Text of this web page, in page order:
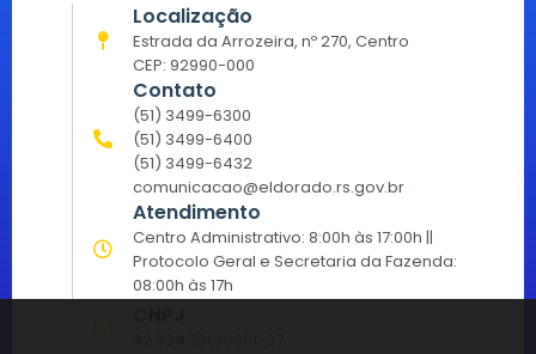
Localização
Estrada da Arrozeira, nº 270, Centro
CEP: 92990-000
Contato
(51) 3499-6300
(51) 3499-6400
(51) 3499-6432
comunicacao@eldorado.rs.gov.br
Atendimento
Centro Administrativo: 8:00h às 17:00h ||
Protocolo Geral e Secretaria da Fazenda:
08:00h às 17h